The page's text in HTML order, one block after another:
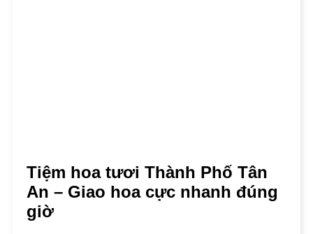
Tiệm hoa tươi Thành Phố Tân
An – Giao hoa cực nhanh đúng
giờ